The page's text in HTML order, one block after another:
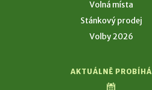
Volná místa
Stánkový prodej
Volby 2026
AKTUÁLNĚ PROBÍHÁ